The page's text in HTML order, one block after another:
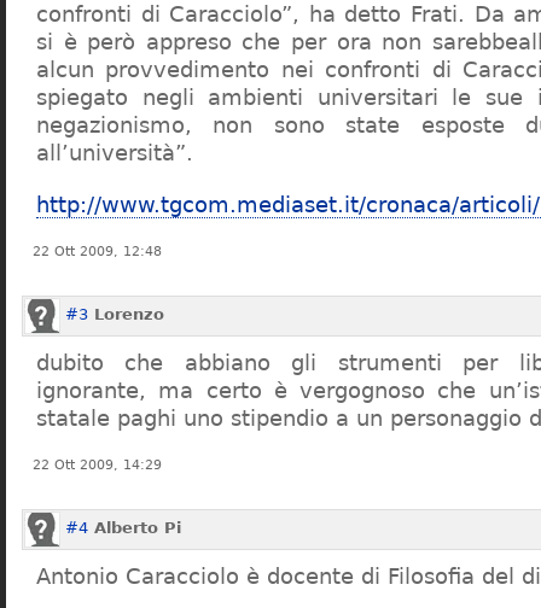
confronti di Caracciolo”, ha detto Frati. Da
si è però appreso che per ora non
alcun provvedimento nei confronti di
spiegato negli ambienti universitari le sue
negazionismo, non sono state esposte
all’università”.
http://www.tgcom.mediaset.it/cronaca/
22 Ott 2009, 12:48
#3 Lorenzo
dubito che abbiano gli strumenti per
ignorante, ma certo è vergognoso che
statale paghi uno stipendio a un personaggio
22 Ott 2009, 14:29
#4 Alberto Pi
Antonio Caracciolo è docente di Filosofia del